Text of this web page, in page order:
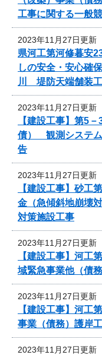
工事に関する一般
2023年11月27日更新
県河工第河修暮安
しの安全・安心確
川 堤防天端舗装
2023年11月27日更新
【建設工事】第5
債） 観測システム
告
2023年11月27日更新
【建設工事】砂
金（急傾斜地崩壊
対策施設工事
2023年11月27日更新
【建設工事】河工
域緊急事業他（債
2023年11月27日更新
【建設工事】河工
事業（債務）護岸
2023年11月27日更新